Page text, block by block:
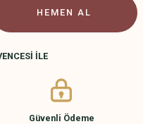
HEMEN AL
İLE
Güvenli Ödeme